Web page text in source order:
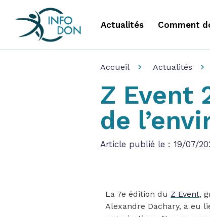
Actualités Comment
Accueil Actualités
Z Event
de
Article publié le : 19/07/
La 7e édition du Z Event,
Alexandre Dachary, a eu